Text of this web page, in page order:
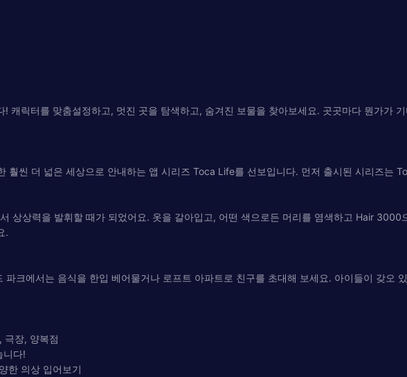
릭터를 맞춤설정하고, 멋진 곳을 탐색하고, 숨겨진 보물을 찾아보세요. 곳곳마다 뭔가가
훨씬 더 넓은 세상으로 안내하는 앱 시리즈 Toca Life를 선보입니다. 먼저 출시된 시리즈는
상상력을 발휘할 때가 되었어요. 옷을 갈아입고, 어떤 색으로든 머리를 염색하고 Hair 3000
.
크에서는 음식을 한입 베어물거나 로프트 아파트로 친구를 초대해 보세요. 아이들이 갖오
극장, 양복점
니다!
한 의상 입어보기